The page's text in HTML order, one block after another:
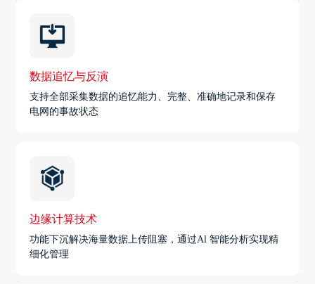
数据追忆与反演
支持全部采集数据的追忆能力、完整、准确地记录和保存
电网的事故状态
边缘计算技术
功能下沉解决海量数据上传阻塞，通过Al 智能分析实现精
细化管理